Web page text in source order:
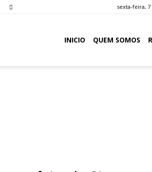
sexta-feira, 7
INICIO QUEM SOMOS